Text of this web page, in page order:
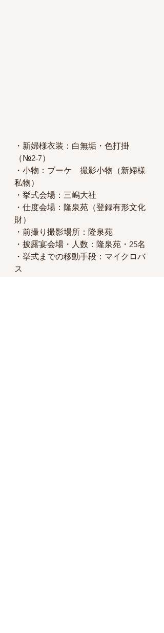
・新婦様衣装：白無垢・色打掛
（№2-7）
・小物：ブーケ　撮影小物（新婦様
私物）
・挙式会場：三嶋大社
・仕度会場：隆泉苑（登録有形文化
財）
・前撮り撮影場所：隆泉苑
・披露宴会場・人数：隆泉苑・25名
・挙式までの移動手段：マイクロバ
ス